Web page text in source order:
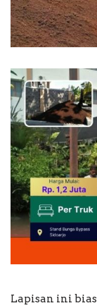
Lapisan ini